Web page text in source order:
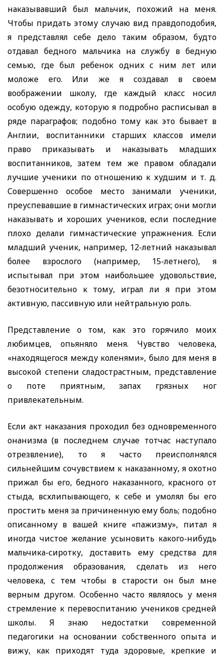
наказывавший был мальчик, похожий на меня.
Чтобы придать этому случаю вид правдоподобия,
я представлял себе дело таким образом, будто
отдавал бедного мальчика на службу в бедную
семью, где был ребенок одних с ним лет или
моложе его. Или же я создавал в своем
воображении школу, где каждый класс носил
особую одежду, которую я подробно расписывал в
ряде параграфов; подобно тому как это бывает в
Англии, воспитанники старших классов имели
право приказывать и наказывать младших
воспитанников, затем тем же правом обладали
лучшие ученики по отношению к худшим и т. д.
Совершенно особое место занимали ученики,
преуспевавшие в гимнастических играх; они могли
наказывать и хороших учеников, если последние
плохо делали гимнастические упражнения. Если
младший ученик, например, 12-летний наказывал
более взрослого (например, 15-летнего), я
испытывал при этом наибольшее удовольствие,
безотносительно к тому, играл ли я при этом
активную, пассивную или нейтральную роль.
Представление о том, как это горячило моих
любимцев, опьяняло меня. Чувство человека,
«находящегося между коленями», было для меня в
высокой степени сладострастным, представление
о поте приятным, запах грязных ног
привлекательным.
Если акт наказания проходил без одновременного
онанизма (в последнем случае тотчас наступало
отрезвление), то я часто преисполнялся
сильнейшим сочувствием к наказанному, я охотно
прижал бы его, бедного наказанного, красного от
стыда, всхлипывающего, к себе и умолял бы его
простить меня за причиненную ему боль; подобно
описанному в вашей книге «пажизму», питал я
иногда чистое желание усыновить какого-нибудь
мальчика-сиротку, доставить ему средства для
продолжения образования, сделать из него
человека, с тем чтобы в старости он был мне
верным другом. Особенно часто являлось у меня
стремление к перевоспитанию учеников средней
школы. Я знаю недостатки современной
педагогики на основании собственного опыта и
вижу, как приходят туда здоровые, крепкие и